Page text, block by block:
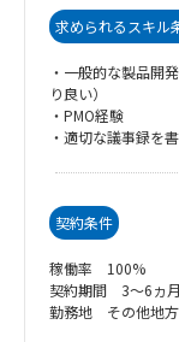
求められるスキル
・一般的な製品開
り良い）
・PMO経験
・適切な議事録を
契約条件
稼働率 100%
契約期間 3～6ヵ月
勤務地 その他地方